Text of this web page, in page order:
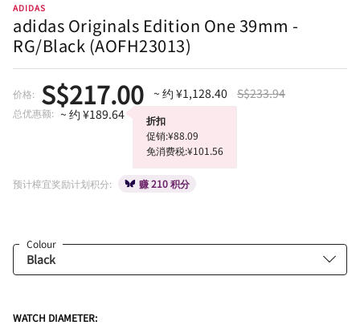
ADIDAS
adidas Originals Edition One 39mm -
RG/Black (AOFH23013)
价格: S$217.00 ~ 约 ¥1,128.40 S$233.94
总优惠额: ~ 约 ¥189.64
折扣
促销:¥88.09
免消费税:¥101.56
预计樟宜奖励计划积分: 赚 210 积分
WATCH DIAMETER:
Colour